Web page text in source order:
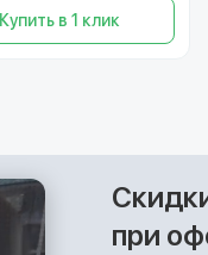
Купить в 1 клик
при